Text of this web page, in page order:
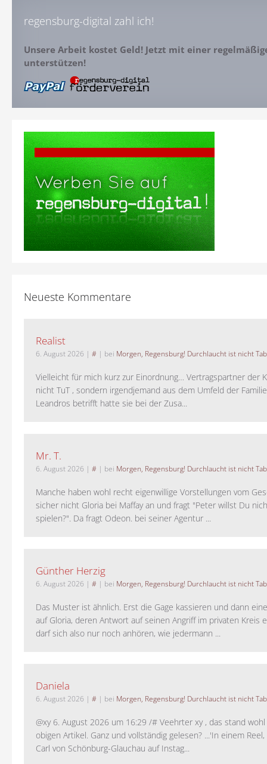
regensburg-digital zahl ich!
Unsere Arbeit kostet Geld! Jetzt mit einer
unterstützen!
Neueste Kommentare
Realist
6. August 2026 | # | bei Morgen, Regensburg! Durchlaucht ist nicht
Vielleicht für mich kurz zur Einordnung… Vertragspartner der
nicht TuT , sondern irgendjemand aus dem Umfeld der
Leandros betrifft hatte sie bei der Zusa...
Mr. T.
6. August 2026 | # | bei Morgen, Regensburg! Durchlaucht ist nicht
Manche haben wohl recht eigenwillige Vorstellungen vom
sicher nicht Gloria bei Maffay an und fragt "Peter willst Du
spielen?". Da fragt Odeon. bei seiner Agentur ...
Günther Herzig
6. August 2026 | # | bei Morgen, Regensburg! Durchlaucht ist nicht
Das Muster ist ähnlich. Erst die Gage kassieren und dann
auf Gloria, deren Antwort auf seinen Angriff im privaten Kreis
darf sich also nur noch anhören, wie jedermann ...
Daniela
6. August 2026 | # | bei Morgen, Regensburg! Durchlaucht ist nicht
@xy 6. August 2026 um 16:29 /# Veehrter xy , das stand
obigen Artikel. Ganz und vollständig gelesen? ...'In einem
Carl von Schönburg-Glauchau auf Instag...